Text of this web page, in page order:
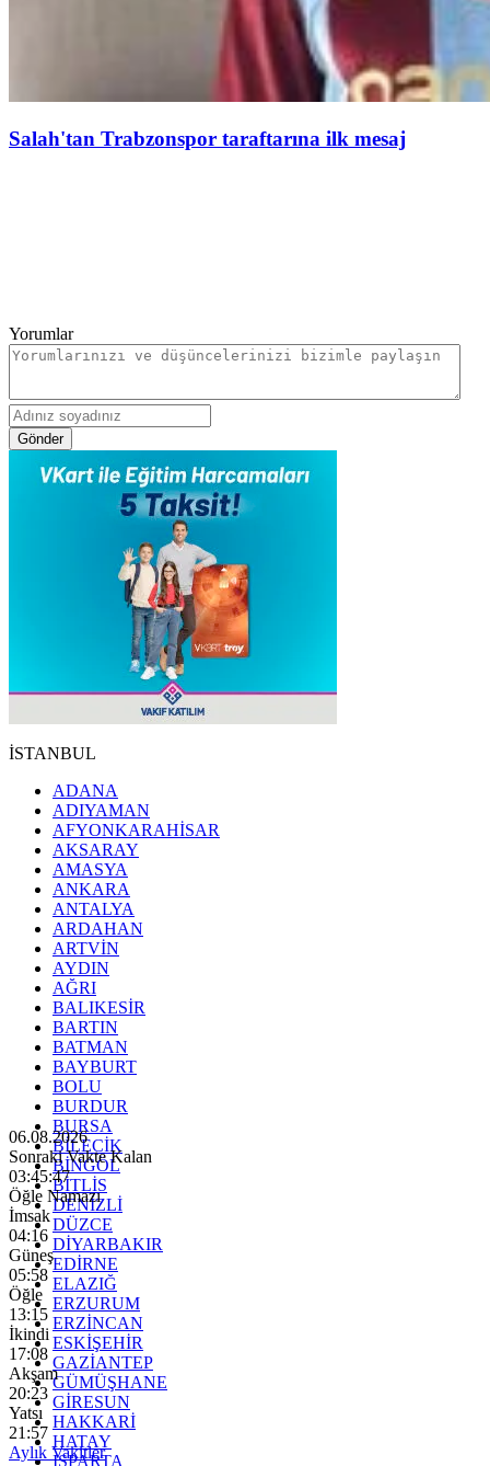
Salah'tan Trabzonspor taraftarına ilk mesaj
Yorumlar
Gönder
İSTANBUL
ADANA
ADIYAMAN
AFYONKARAHİSAR
AKSARAY
AMASYA
ANKARA
ANTALYA
ARDAHAN
ARTVİN
AYDIN
AĞRI
BALIKESİR
BARTIN
BATMAN
BAYBURT
BOLU
BURDUR
BURSA
BİLECİK
BİNGÖL
BİTLİS
DENİZLİ
DÜZCE
DİYARBAKIR
EDİRNE
ELAZIĞ
ERZURUM
ERZİNCAN
ESKİŞEHİR
GAZİANTEP
GÜMÜŞHANE
GİRESUN
HAKKARİ
HATAY
ISPARTA
06.08.2026
Sonraki Vakte Kalan
03:45:45
Öğle Namazı
İmsak
04:16
Güneş
05:58
Öğle
13:15
İkindi
17:08
Akşam
20:23
Yatsı
21:57
Aylık Vakitler